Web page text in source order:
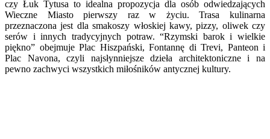
czy Łuk Tytusa to idealna propozycja dla osób odwiedzających
Wieczne Miasto pierwszy raz w życiu. Trasa kulinarna
przeznaczona jest dla smakoszy włoskiej kawy, pizzy, oliwek czy
serów i innych tradycyjnych potraw. “Rzymski barok i wielkie
piękno” obejmuje Plac Hiszpański, Fontannę di Trevi, Panteon i
Plac Navona, czyli najsłynniejsze dzieła architektoniczne i na
pewno zachwyci wszystkich miłośników antycznej kultury.